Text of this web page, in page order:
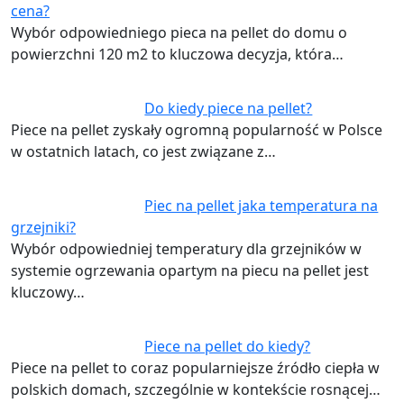
cena?
Wybór odpowiedniego pieca na pellet do domu o
powierzchni 120 m2 to kluczowa decyzja, która…
Do kiedy piece na pellet?
Piece na pellet zyskały ogromną popularność w Polsce
w ostatnich latach, co jest związane z…
Piec na pellet jaka temperatura na
grzejniki?
Wybór odpowiedniej temperatury dla grzejników w
systemie ogrzewania opartym na piecu na pellet jest
kluczowy…
Piece na pellet do kiedy?
Piece na pellet to coraz popularniejsze źródło ciepła w
polskich domach, szczególnie w kontekście rosnącej…